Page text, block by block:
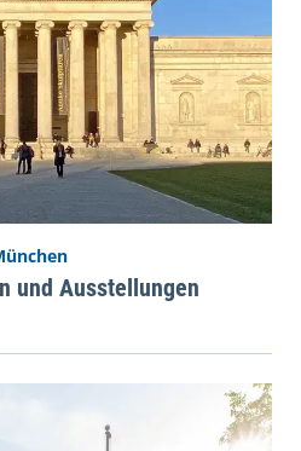
und Ausstellungen